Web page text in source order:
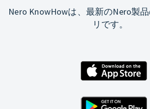
Nero KnowHowは、最新のNero製
リです。